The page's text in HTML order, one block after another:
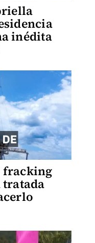
inédita
fracking
tratada